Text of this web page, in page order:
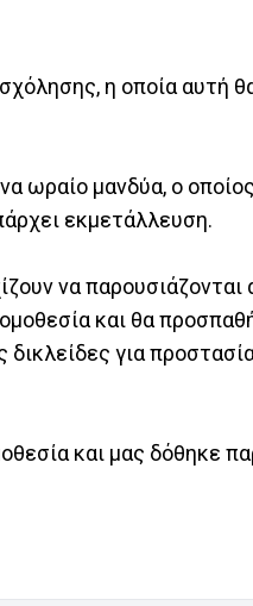
η οποία αυτή
ωραίο μανδύα, ο
εκμετάλλευση.
να παρουσιάζονται
και θα
δικλείδες για
και μας δόθηκε